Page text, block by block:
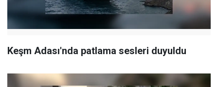
Keşm Adası'nda patlama sesleri duyuldu